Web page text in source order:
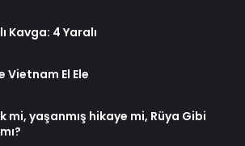
Kavga: 4 Yaralı
Vietnam El Ele
mi, yaşanmış hikaye mi, Rüya Gibi